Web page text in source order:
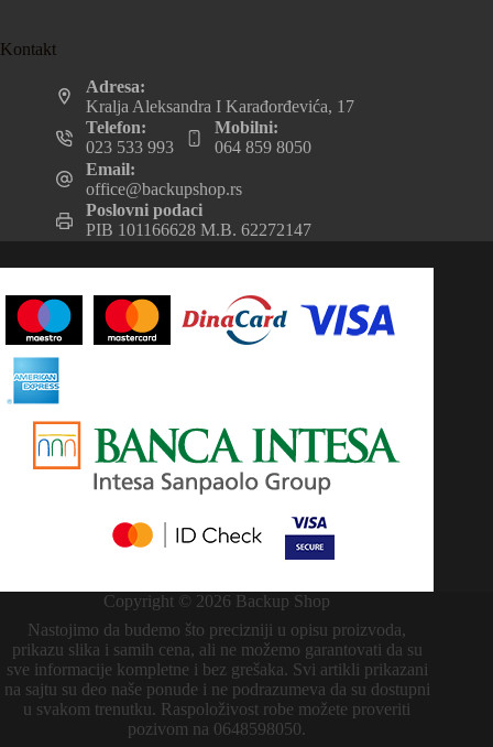
Kontakt
Adresa:
Kralja Aleksandra I Karađorđevića, 17
Telefon:
023 533 993
Mobilni:
064 859 8050
Email:
office@backupshop.rs
Poslovni podaci
PIB 101166628 M.B. 62272147
Copyright © 2026 Backup Shop
Nastojimo da budemo što precizniji u opisu proizvoda,
prikazu slika i samih cena, ali ne možemo garantovati da su
sve informacije kompletne i bez grešaka. Svi artikli prikazani
na sajtu su deo naše ponude i ne podrazumeva da su dostupni
u svakom trenutku. Raspoloživost robe možete proveriti
pozivom na 0648598050.